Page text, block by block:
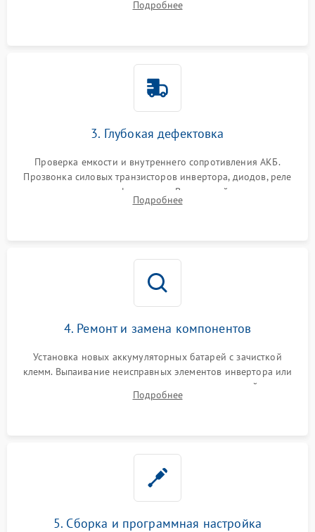
и кистей для предотвращения перегрева и замыканий.
Подробнее
3. Глубокая дефектовка
Проверка емкости и внутреннего сопротивления АКБ.
Прозвонка силовых транзисторов инвертора, диодов, реле
переключения и трансформатора. Визуальный поиск вздутых
конденсаторов и прогаров на печатной плате.
Подробнее
4. Ремонт и замена компонентов
Установка новых аккумуляторных батарей с зачисткой
клемм. Выпаивание неисправных элементов инвертора или
цепи зарядки и монтаж новых радиодеталей.
Восстановление поврежденных токоведущих дорожек и
Подробнее
5. Сборка и программная настройка